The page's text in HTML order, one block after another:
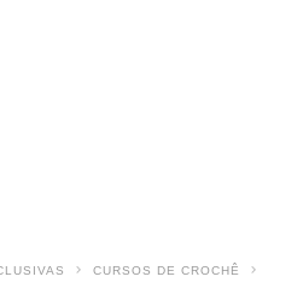
CURSOS DE CROCHÊ